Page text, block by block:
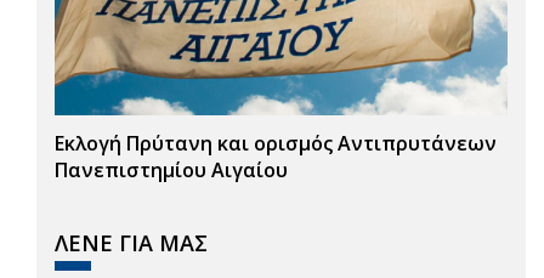
Εκλογή Πρύτανη και ορισμός Αντιπρυτάνεων
Πανεπιστημίου Αιγαίου
ΛΕΝΕ ΓΙΑ ΜΑΣ